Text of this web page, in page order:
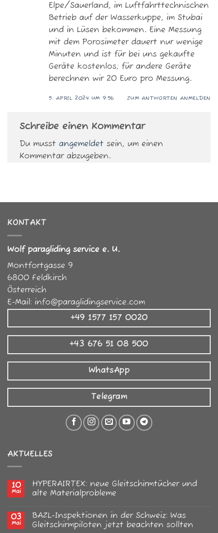
Elpe/Sauerland, im Luftfahrttechnischen
Betrieb auf der Wasserkuppe, im Stubai
und in Lüsen bekommen. Eine Messung
mit dem Porosimeter dauert nur wenige
Minuten und ist für bei uns gekaufte
Geräte kostenlos; für andere Geräte
berechnen wir 20 Euro pro Messung.
5. APRIL 2024 UM 9:56 ZUM ANTWORTEN ANMELDEN
Schreibe einen Kommentar
Du musst angemeldet sein, um einen
Kommentar abzugeben.
KONTAKT
Wolf paragliding service e. U.
Montfortgasse 9
6800 Feldkirch
Österreich
E-Mail: info@paraglidingservice.com
+49 1577 157 0020
+43 676 51 08 500
WhatsApp
Telegram
AKTUELLES
10
Mai
HYPERAIRTEX: neue Gleitschirmtücher und
alte Materialprobleme
zu
HYPERAIRTEX:
neue
03
Mai
BAZL-Inspektionen in der Schweiz: Was
Gleitschirmpiloten jetzt beachten sollten